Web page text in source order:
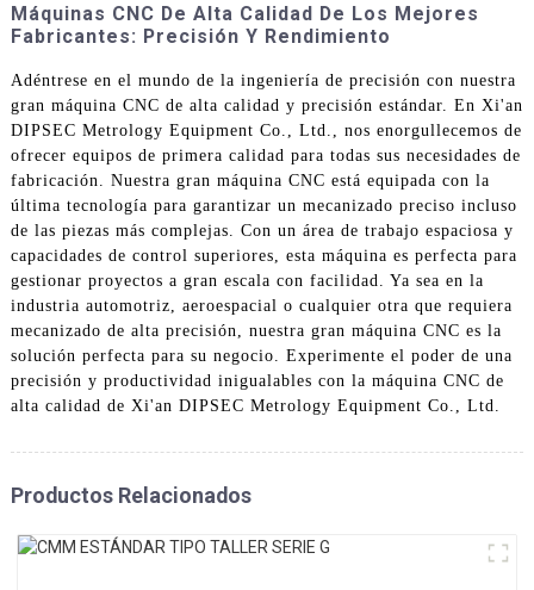
Máquinas CNC De Alta Calidad De Los Mejores
Fabricantes: Precisión Y Rendimiento
Adéntrese en el mundo de la ingeniería de precisión con nuestra
gran máquina CNC de alta calidad y precisión estándar. En Xi'an
DIPSEC Metrology Equipment Co., Ltd., nos enorgullecemos de
ofrecer equipos de primera calidad para todas sus necesidades de
fabricación. Nuestra gran máquina CNC está equipada con la
última tecnología para garantizar un mecanizado preciso incluso
de las piezas más complejas. Con un área de trabajo espaciosa y
capacidades de control superiores, esta máquina es perfecta para
gestionar proyectos a gran escala con facilidad. Ya sea en la
industria automotriz, aeroespacial o cualquier otra que requiera
mecanizado de alta precisión, nuestra gran máquina CNC es la
solución perfecta para su negocio. Experimente el poder de una
precisión y productividad inigualables con la máquina CNC de
alta calidad de Xi'an DIPSEC Metrology Equipment Co., Ltd.
Productos Relacionados